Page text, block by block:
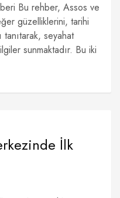
Bu rehber, Assos ve
güzelliklerini, tarihi
seyahat
sunmaktadır. Bu iki
İlk